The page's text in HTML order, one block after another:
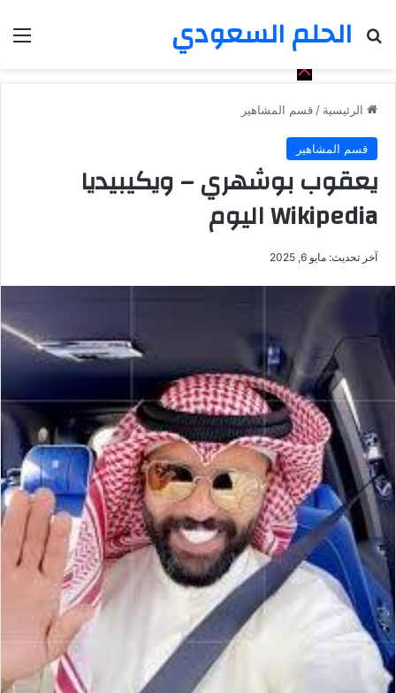
الحلم السعودي
بحث عن
الرئيسية / قسم المشاهير
قسم المشاهير
يعقوب بوشهري – ويكيبيديا
Wikipedia اليوم
آخر تحديث: مايو 6, 2025